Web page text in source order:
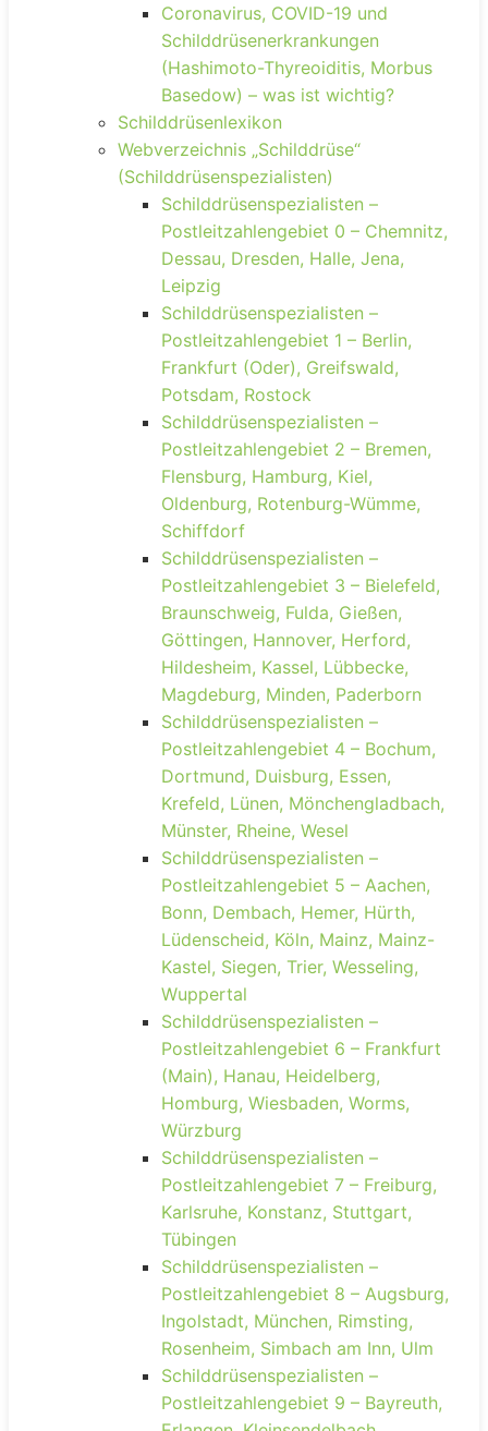
Coronavirus, COVID-19 und
Schilddrüsenerkrankungen
(Hashimoto-Thyreoiditis, Morbus
Basedow) – was ist wichtig?
Schilddrüsenlexikon
Webverzeichnis „Schilddrüse“
(Schilddrüsenspezialisten)
Schilddrüsenspezialisten –
Postleitzahlengebiet 0 – Chemnitz,
Dessau, Dresden, Halle, Jena,
Leipzig
Schilddrüsenspezialisten –
Postleitzahlengebiet 1 – Berlin,
Frankfurt (Oder), Greifswald,
Potsdam, Rostock
Schilddrüsenspezialisten –
Postleitzahlengebiet 2 – Bremen,
Flensburg, Hamburg, Kiel,
Oldenburg, Rotenburg-Wümme,
Schiffdorf
Schilddrüsenspezialisten –
Postleitzahlengebiet 3 – Bielefeld,
Braunschweig, Fulda, Gießen,
Göttingen, Hannover, Herford,
Hildesheim, Kassel, Lübbecke,
Magdeburg, Minden, Paderborn
Schilddrüsenspezialisten –
Postleitzahlengebiet 4 – Bochum,
Dortmund, Duisburg, Essen,
Krefeld, Lünen, Mönchengladbach,
Münster, Rheine, Wesel
Schilddrüsenspezialisten –
Postleitzahlengebiet 5 – Aachen,
Bonn, Dembach, Hemer, Hürth,
Lüdenscheid, Köln, Mainz, Mainz-
Kastel, Siegen, Trier, Wesseling,
Wuppertal
Schilddrüsenspezialisten –
Postleitzahlengebiet 6 – Frankfurt
(Main), Hanau, Heidelberg,
Homburg, Wiesbaden, Worms,
Würzburg
Schilddrüsenspezialisten –
Postleitzahlengebiet 7 – Freiburg,
Karlsruhe, Konstanz, Stuttgart,
Tübingen
Schilddrüsenspezialisten –
Postleitzahlengebiet 8 – Augsburg,
Ingolstadt, München, Rimsting,
Rosenheim, Simbach am Inn, Ulm
Schilddrüsenspezialisten –
Postleitzahlengebiet 9 – Bayreuth,